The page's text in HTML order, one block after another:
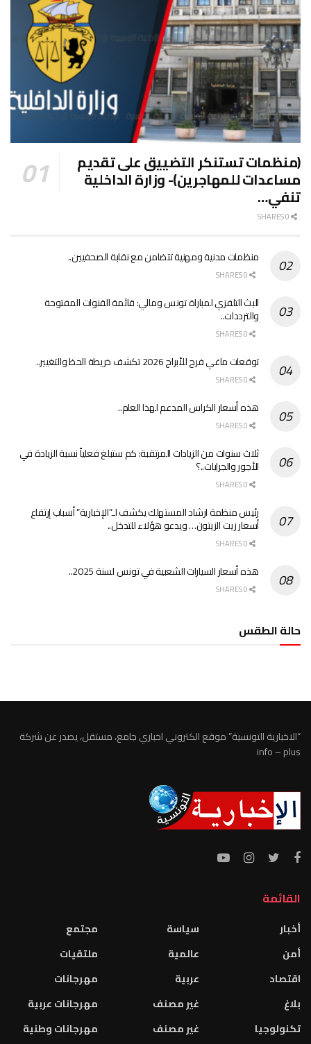
(منظمات تستنكر التضييق على تقديم
مساعدات للمهاجرين)- وزارة الداخلية
تنفي…
منظمات مدنية ومهنية تتضامن مع نقابة الصحفيين..
البث التلفزي لمباراة تونس ومالي: قائمة القنوات المفتوحة
والترددات..
توقعات ماغي فرح للأبراج 2026 تكشف خريطة الحظ والتغيير..
هذه أسعار الكراس المدعم لهذا العام..
ثلاث سنوات من الزيادات المرتقبة: كم ستبلغ فعلياً نسبة الزيادة في
الأجور والجرايات..؟
رئيس منظمة ارشاد المستهلك يكشف لـ”الإخبارية” أسباب إرتفاع
أسعار زيت الزيتون… ويدعو هؤلاء للتدخل..
هذه أسعار السيارات الشعبية في تونس لسنة 2025..
حالة الطقس
“الاخبارية التونسية” موقع الكتروني اخباري جامع، مستقل، يصدر عن شركة
info – plus
القائمة
أخبار
أمن
اقتصاد
بلاغ
تكنولوجيا
سياسة
عالمية
عربية
غير مصنف
غير مصنف
مجتمع
ملتقيات
مهرجانات
مهرجانات عربية
مهرجانات وطنية